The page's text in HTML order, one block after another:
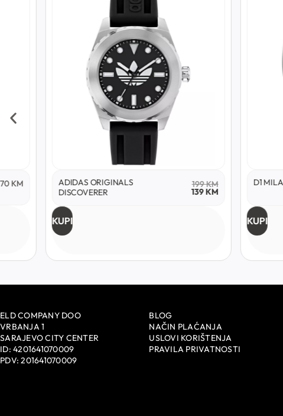
ADIDAS ORIGINALS
DISCOVERER
D1 MILANO SKETCH
ELD COMPANY DOO
VRBANJA 1
SARAJEVO CITY CENTER
ID: 4201641070009
PDV: 201641070009
BLOG
NAČIN PLAĆANJA
USLOVI KORIŠTENJA
PRAVILA PRIVATNOSTI